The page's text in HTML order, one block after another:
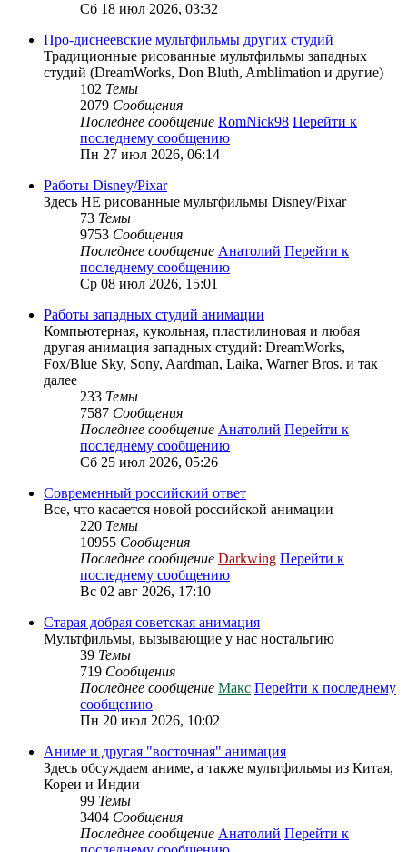
Сб 18 июл 2026, 03:32
Про-диснеевские мультфильмы других студий
Традиционные рисованные мультфильмы западных
студий (DreamWorks, Don Bluth, Amblimation и другие)
102 Темы
2079 Сообщения
Последнее сообщение RomNick98 Перейти к
последнему сообщению
Пн 27 июл 2026, 06:14
Работы Disney/Pixar
Здесь НЕ рисованные мультфильмы Disney/Pixar
73 Темы
9753 Сообщения
Последнее сообщение Анатолий Перейти к
последнему сообщению
Ср 08 июл 2026, 15:01
Работы западных студий анимации
Компьютерная, кукольная, пластилиновая и любая
другая анимация западных студий: DreamWorks,
Fox/Blue Sky, Sony, Aardman, Laika, Warner Bros. и так
далее
233 Темы
7587 Сообщения
Последнее сообщение Анатолий Перейти к
последнему сообщению
Сб 25 июл 2026, 05:26
Современный российский ответ
Все, что касается новой российской анимации
220 Темы
10955 Сообщения
Последнее сообщение Darkwing Перейти к
последнему сообщению
Вс 02 авг 2026, 17:10
Старая добрая советская анимация
Мультфильмы, вызывающие у нас ностальгию
39 Темы
719 Сообщения
Последнее сообщение Макс Перейти к последнему
сообщению
Пн 20 июл 2026, 10:02
Аниме и другая "восточная" анимация
Здесь обсуждаем аниме, а также мультфильмы из Китая,
Кореи и Индии
99 Темы
3404 Сообщения
Последнее сообщение Анатолий Перейти к